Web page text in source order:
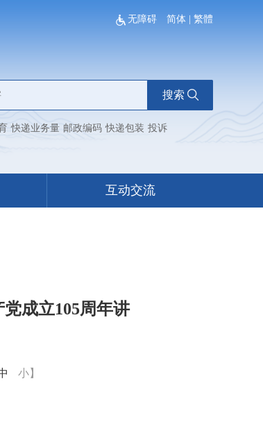
无障碍 简体 繁體
搜索
快递业务量 邮政编码 快递包装 投诉
互动交流
成立105周年讲
小】